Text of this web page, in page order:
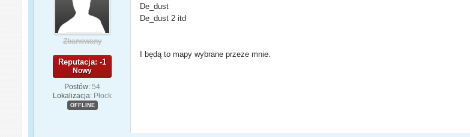
Zbanowany
Reputacja: -1
Nowy
Postów: 54
Lokalizacja: Płock
OFFLINE
De_dust
De_dust 2 itd
I będą to mapy wybrane przeze mnie.